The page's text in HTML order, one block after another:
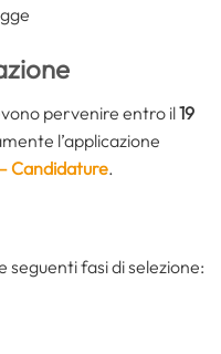
pervenire entro il19
l’applicazione
Candidature.
seguenti fasi di selezione: